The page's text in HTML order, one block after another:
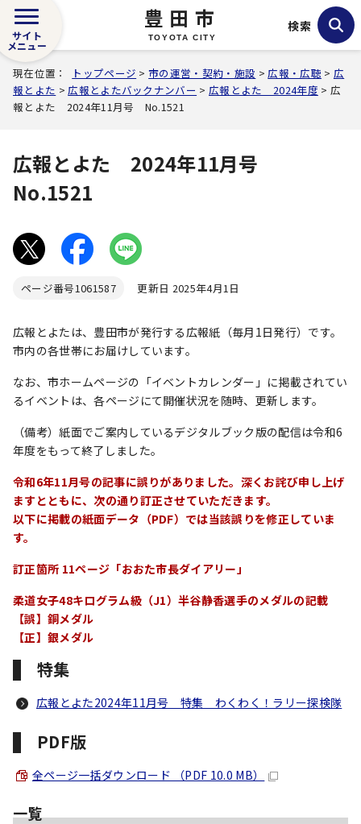
豊田市
TOYOTA CITY
サイト
メニュー
検索
現在位置： トップページ >市の運営・契約・施設 >広報・広聴 > 広
報とよた >広報とよたバックナンバー >広報とよた 2024年度 > 広
報とよた 2024年11月号 No.1521
広報とよた 2024年11月号
No.1521
ページ番号1061587 更新日 2025年4月1日
広報とよたは、豊田市が発行する広報紙（毎月1日発行）です。
市内の各世帯にお届けしています。
なお、市ホームページの「イベントカレンダー」に掲載されてい
るイベントは、各ページにて開催状況を随時、更新します。
（備考）紙面でご案内しているデジタルブック版の配信は令和6
年度をもって終了しました。
令和6年11月号の記事に誤りがありました。深くお詫び申し上げ
ますとともに、次の通り訂正させていただきます。
以下に掲載の紙面データ（PDF）では当該誤りを修正していま
す。
訂正箇所 11ページ「おおた市長ダイアリー」
柔道女子48キログラム級（J1）半谷静香選手のメダルの記載
【誤】銅メダル
【正】銀メダル
特集
広報とよた2024年11月号 特集 わくわく！ラリー探検隊
PDF版
全ページ一括ダウンロード （PDF 10.0 MB）
一覧